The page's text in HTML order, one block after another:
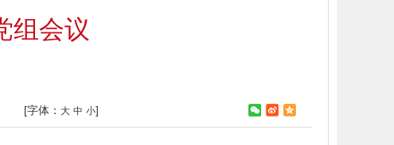
组会议
[字体： 大 中 小]